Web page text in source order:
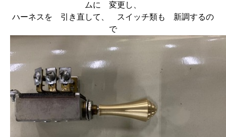
ムに 変更し、
ハーネスを 引き直して、 スイッチ類も 新調するの
で